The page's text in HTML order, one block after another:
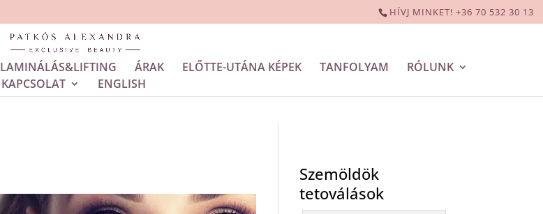
HÍVJ MINKET! +36 70 532 30 13
LAMINÁLÁS&LIFTING ÁRAK ELŐTTE-UTÁNA KÉPEK TANFOLYAM
RÓLUNK
KAPCSOLAT
ENGLISH
Szemöldök
tetoválások